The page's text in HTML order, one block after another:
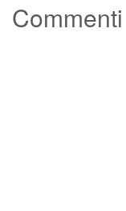
Commenti